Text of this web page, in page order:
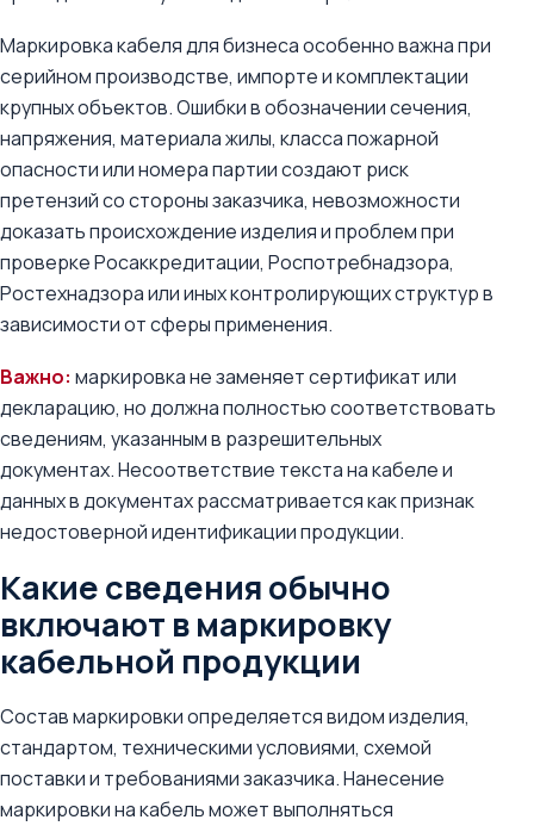
Маркировка кабеля для бизнеса особенно важна при
серийном производстве, импорте и комплектации
крупных объектов. Ошибки в обозначении сечения,
напряжения, материала жилы, класса пожарной
опасности или номера партии создают риск
претензий со стороны заказчика, невозможности
доказать происхождение изделия и проблем при
проверке Росаккредитации, Роспотребнадзора,
Ростехнадзора или иных контролирующих структур в
зависимости от сферы применения.
Важно: маркировка не заменяет сертификат или
декларацию, но должна полностью соответствовать
сведениям, указанным в разрешительных
документах. Несоответствие текста на кабеле и
данных в документах рассматривается как признак
недостоверной идентификации продукции.
Какие сведения обычно
включают в маркировку
кабельной продукции
Состав маркировки определяется видом изделия,
стандартом, техническими условиями, схемой
поставки и требованиями заказчика. Нанесение
маркировки на кабель может выполняться